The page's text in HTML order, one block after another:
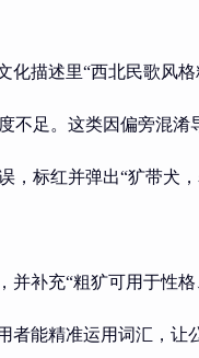
描述里“西北民歌风
不足。这类因偏旁混
标红并弹出“犷带犬
并补充“粗犷可用于性
者能精准运用词汇，